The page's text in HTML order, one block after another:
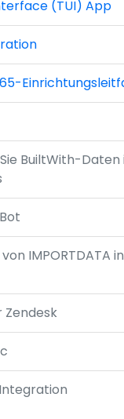
(TUI) App
BuiltWith-Daten
IMPORTDATA
Zendesk